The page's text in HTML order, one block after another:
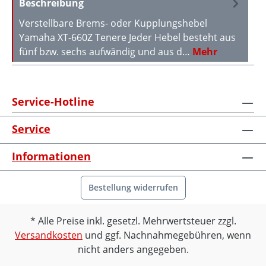
Beschreibung
Verstellbare Brems- oder Kupplungshebel
Yamaha XT-660Z Tenere Jeder Hebel besteht aus
fünf bzw. sechs aufwändig und aus d… Mehr
Service-Hotline
Service
Informationen
Bestellung widerrufen
Alle Preise inkl. gesetzl. Mehrwertsteuer zzgl.
Versandkosten und ggf. Nachnahmegebühren, wenn
nicht anders angegeben.